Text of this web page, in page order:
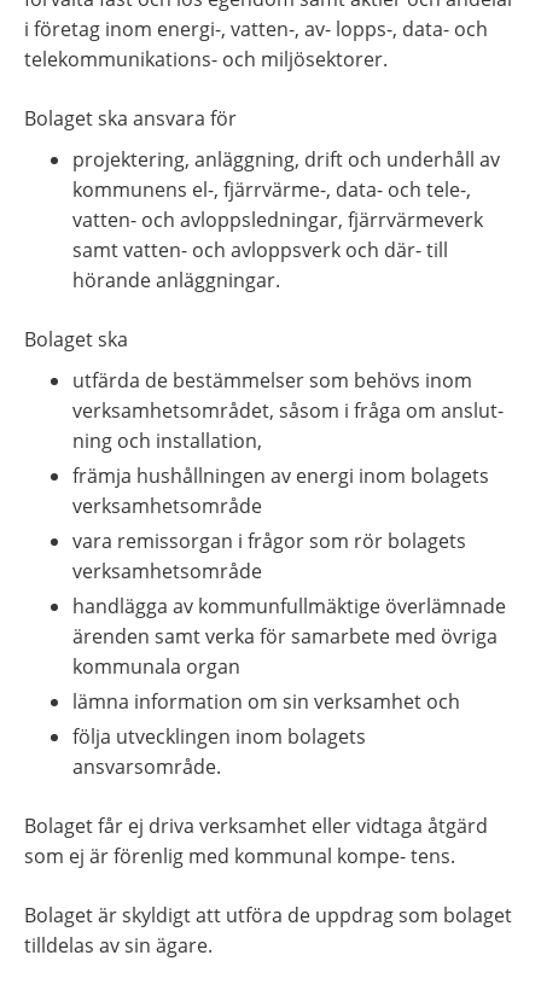
i företag inom energi-, vatten-, av- lopps-, data- och
telekommunikations- och miljösektorer.
Bolaget ska ansvara för
projektering, anläggning, drift och underhåll av
kommunens el-, fjärrvärme-, data- och tele-,
vatten- och avloppsledningar, fjärrvärmeverk
samt vatten- och avloppsverk och där- till
hörande anläggningar.
Bolaget ska
utfärda de bestämmelser som behövs inom
verksamhetsområdet, såsom i fråga om anslut-
ning och installation,
främja hushållningen av energi inom bolagets
verksamhetsområde
vara remissorgan i frågor som rör bolagets
verksamhetsområde
handlägga av kommunfullmäktige överlämnade
ärenden samt verka för samarbete med övriga
kommunala organ
lämna information om sin verksamhet och
följa utvecklingen inom bolagets
ansvarsområde.
Bolaget får ej driva verksamhet eller vidtaga åtgärd
som ej är förenlig med kommunal kompe- tens.
Bolaget är skyldigt att utföra de uppdrag som bolaget
tilldelas av sin ägare.